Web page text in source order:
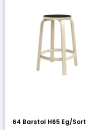
64 Barstol H65 Eg/Sort